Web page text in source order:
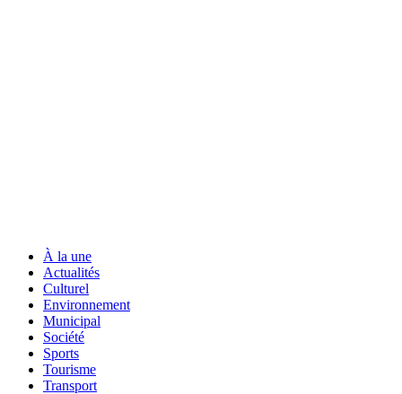
À la une
Actualités
Culturel
Environnement
Municipal
Société
Sports
Tourisme
Transport